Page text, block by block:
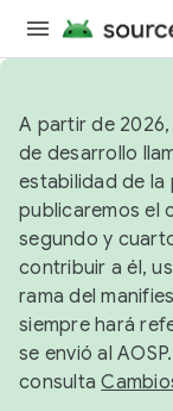
A partir de
de desarrollo
estabilidad de la
publicaremos el
segundo y
contribuir a él,
rama del
siempre hará
se envió al
consulta